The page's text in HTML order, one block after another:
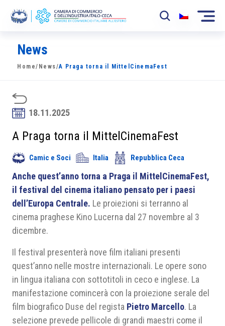
La Camera
News
Eventi
Sviluppo Mercato
Soci
Partner
Progetti
Area riservata
News
Home/ News/A Praga torna il MittelCinemaFest
18.11.2025
A Praga torna il MittelCinemaFest
Camic e Soci Italia Repubblica Ceca
Anche quest’anno torna a Praga il MittelCinemaFest,
il festival del cinema italiano pensato per i paesi
dell’Europa Centrale. Le proiezioni si terranno al
cinema praghese Kino Lucerna dal 27 novembre al 3
dicembre.
Il festival presenterà nove film italiani presenti
quest’anno nelle mostre internazionali. Le opere sono
in lingua italiana con sottotitoli in ceco e inglese. La
manifestazione comincerà con la proiezione serale del
film biografico Duse del regista Pietro Marcello. La
selezione prevede pellicole di grandi maestri come il